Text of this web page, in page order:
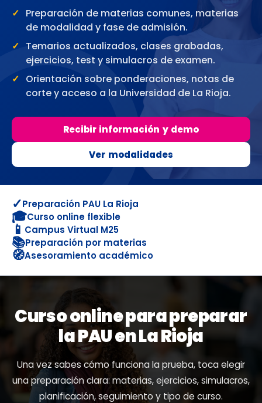
Preparación de materias comunes, materias
de modalidad y fase de admisión.
Temarios actualizados, clases grabadas,
ejercicios, test y simulacros de examen.
Orientación sobre ponderaciones, notas de
corte y acceso a la Universidad de La Rioja.
Recibir información y demo
Ver modalidades
✓Preparación PAU La Rioja
🎓Curso online flexible
📱 Campus Virtual M25
📚Preparación por materias
🧭Asesoramiento académico
Curso online para preparar
la PAU en La Rioja
Una vez sabes cómo funciona la prueba, toca elegir
una preparación clara: materias, ejercicios, simulacros,
planificación, seguimiento y tipo de curso.